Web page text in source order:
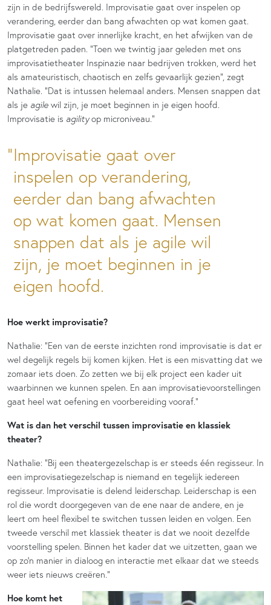
zijn in de bedrijfswereld. Improvisatie gaat over inspelen op
verandering, eerder dan bang afwachten op wat komen gaat.
Improvisatie gaat over innerlijke kracht, en het afwijken van de
platgetreden paden. “Toen we twintig jaar geleden met ons
improvisatietheater Inspinazie naar bedrijven trokken, werd het
als amateuristisch, chaotisch en zelfs gevaarlijk gezien”, zegt
Nathalie. “Dat is intussen helemaal anders. Mensen snappen dat
als je agile wil zijn, je moet beginnen in je eigen hoofd.
Improvisatie is agilityop microniveau.”
Improvisatie gaat over
inspelen op verandering,
eerder dan bang afwachten
op wat komen gaat. Mensen
snappen dat als je agile wil
zijn, je moet beginnen in je
eigen hoofd.
Hoe werkt improvisatie?
Nathalie: “Een van de eerste inzichten rond improvisatie is dat er
wel degelijk regels bij komen kijken. Het is een misvatting dat we
zomaar iets doen. Zo zetten we bij elk project een kader uit
waarbinnen we kunnen spelen. En aan improvisatievoorstellingen
gaat heel wat oefening en voorbereiding vooraf.”
Wat is dan het verschil tussen improvisatie en klassiek
theater?
Nathalie: “Bij een theatergezelschap is er steeds één regisseur. In
een improvisatiegezelschap is niemand en tegelijk iedereen
regisseur. Improvisatie is delend leiderschap. Leiderschap is een
rol die wordt doorgegeven van de ene naar de andere, en je
leert om heel flexibel te switchen tussen leiden en volgen. Een
tweede verschil met klassiek theater is dat we nooit dezelfde
voorstelling spelen. Binnen het kader dat we uitzetten, gaan we
op zo’n manier in dialoog en interactie met elkaar dat we steeds
weer iets nieuws creëren.”
Hoe komt het